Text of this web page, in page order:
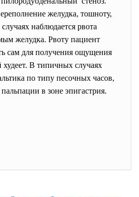
желудка, тошноту,
наблюдается рвота
желудка. Рвоту пациент
сам для получения ощущения
худеет. В типичных случаях
по типу песочных часов,
в зоне эпигастрия.